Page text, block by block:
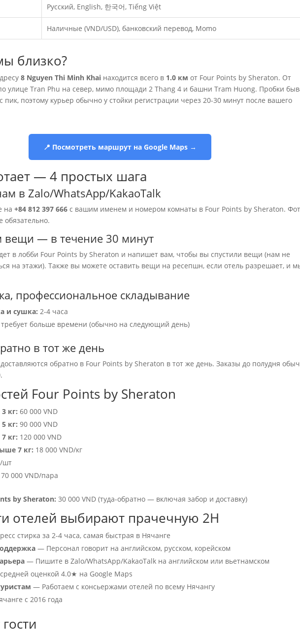
Русский, English, 한국어, Tiếng Việt
Наличные (VND/USD), банковский перевод, Momo
близко?
8 Nguyen Thi Minh Khai находится всего в 1.0 км от Four Points by Sheraton. От
улице Tran Phu на север, мимо площади 2 Thang 4 и башни Tram Huong. Пробки
пик, поэтому курьер обычно у стойки регистрации через 20-30 минут после вашего
📍 Посмотреть маршрут на Google Maps →
— 4 простых шага
в Zalo/WhatsApp/KakaoTalk
на+84 812 397 666 с вашим именем и номером комнаты в Four Points by Sheraton.
обязательно.
вещи — в течение 30 минут
в лобби Four Points by Sheraton и напишет вам, чтобы вы спустили вещи (нам не
на этажи). Также вы можете оставить вещи на ресепшн, если отель разрешает, и
профессиональное складывание
и сушка: 2-4 часа
требует больше времени (обычно на следующий день)
в тот же день
обратно в Four Points by Sheraton в тот же день. Заказы до полудня
Four Points by Sheraton
кг: 60 000 VND
кг: 90 000 VND
кг: 120 000 VND
7 кг: 18 000 VND/кг
шт
70 000 VND/пара
by Sheraton: 30 000 VND (туда-обратно — включая забор и доставку)
отелей выбирают прачечную 2H
стирка за 2-4 часа, самая быстрая в Нячанге
— Персонал говорит на английском, русском, корейском
— Пишите в Zalo/WhatsApp/KakaoTalk на английском или вьетнамском
оценкой 4.0★ на Google Maps
— Работаем с консьержами отелей по всему Нячангу
с 2016 года